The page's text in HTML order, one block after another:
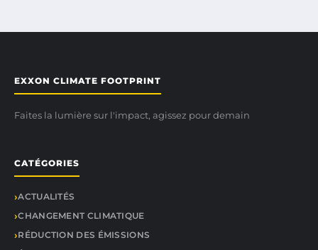
EXXON CLIMATE FOOTPRINT
Faites la lumière sur l'impact, agissez pour demain
CATÉGORIES
ACTUALITÉS
CHANGEMENT CLIMATIQUE
RÉDUCTION DES ÉMISSIONS